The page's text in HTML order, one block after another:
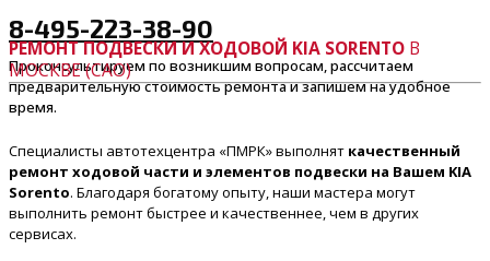
8-495-223-38-90
Проконсультируем по возникшим вопросам, рассчитаем
предварительную стоимость ремонта и запишем на удобное
время.
РЕМОНТ ПОДВЕСКИ И ХОДОВОЙ KIA SORENTO В
МОСКВЕ (САО)
Специалисты автотехцентра «ПМРК» выполнят качественный
ремонт ходовой части и элементов подвески на Вашем KIA
Sorento. Благодаря богатому опыту, наши мастера могут
выполнить ремонт быстрее и качественнее, чем в других
сервисах.